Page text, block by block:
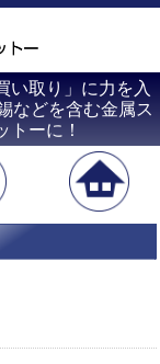
い取り」に力を入
などを含む金属ス
トーに！